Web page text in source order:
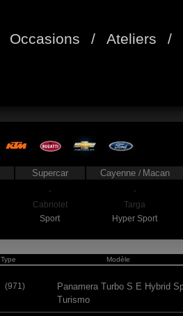
Occasions / Ateliers /
Supercar Cayenne / Macan
- -
Cabriolet Targa
Sport Hyper Sport
Type Modèle
(971)
Panamera Turbo S E Hybrid
Turismo